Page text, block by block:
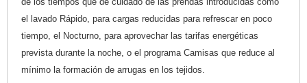
el lavado Rápido, para cargas reducidas para refrescar en poco
tiempo, el Nocturno, para aprovechar las tarifas energéticas
prevista durante la noche, o el programa Camisas que reduce al
mínimo la formación de arrugas en los tejidos.